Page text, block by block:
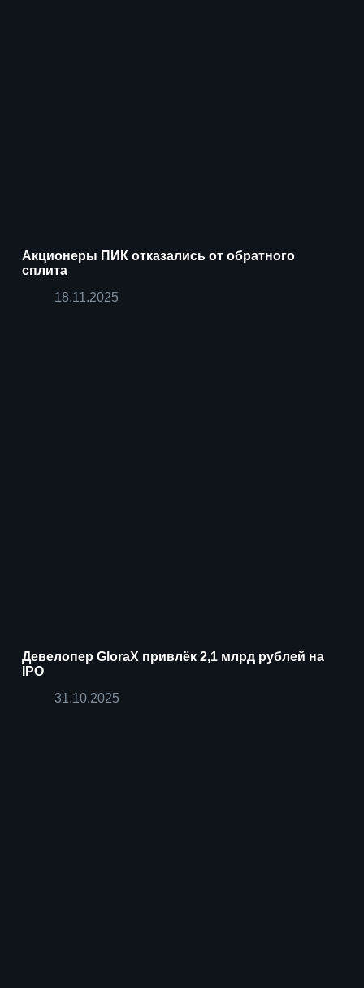
Акционеры ПИК отказались от обратного
сплита
18.11.2025
Девелопер GloraX привлёк 2,1 млрд рублей на
IPO
31.10.2025